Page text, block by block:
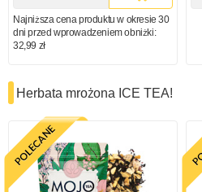
Najniższa cena produktu w okresie 30
dni przed wprowadzeniem obniżki:
32,99 zł
Herbata mrożona ICE TEA!